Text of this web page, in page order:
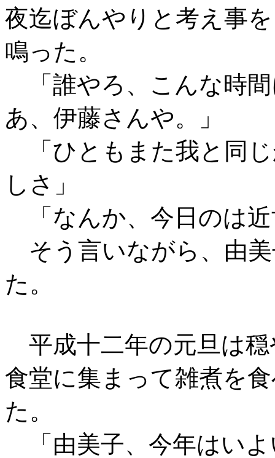
夜迄ぼんやりと考え事
鳴った。
「誰やろ、こんな時
あ、伊藤さんや。」
「ひともまた我と同
しさ」
「なんか、今日のは
そう言いながら、由
た。
平成十二年の元旦は
食堂に集まって雑煮を
た。
「由美子、今年はい